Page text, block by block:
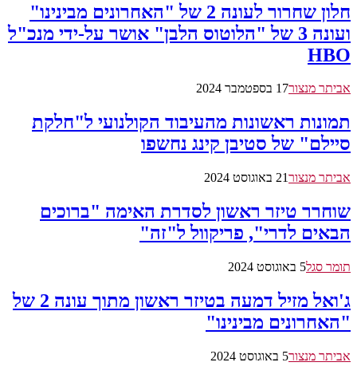
חלון שחרור לעונה 2 של "האחרונים מבינינו"
ועונה 3 של "הלוטוס הלבן" אושר על-ידי מנכ"ל
HBO
אביתר מנצור17 בספטמבר 2024
תמונות ראשונות מהעיבוד הקולנועי ל"חלקת
סיילם" של סטיבן קינג נחשפו
אביתר מנצור21 באוגוסט 2024
שוחרר טיזר ראשון לסדרת האימה "ברוכים
הבאים לדרי", פריקוול ל"זה"
תומר סגל5 באוגוסט 2024
ג'ואל מזיל דמעה בטיזר ראשון מתוך עונה 2 של
"האחרונים מבינינו"
אביתר מנצור5 באוגוסט 2024